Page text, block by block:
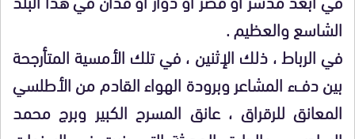
الشاسع والعظيم .
في الرباط ، ذلك الإثنين ، في تلك الأمسية المتأرجحة
بين دفء المشاعر وبرودة الهواء القادم من الأطلسي
المعانق للرقراق ، عانق المسرح الكبير وبرج محمد